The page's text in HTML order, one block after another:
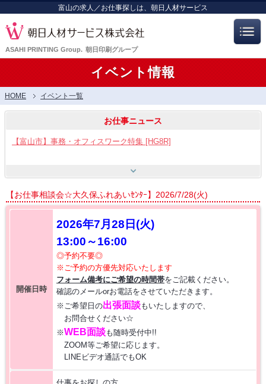
富山の求人／お仕事探しは、朝日人材サービス
ASAHI PRINTING Group. 朝日印刷グループ
イベント情報
HOME イベント一覧
お仕事ニュース
【富山市】事務・オフィスワーク特集 [HG8R]
【富山市】工場・製造ワーク [HG8]
【呉羽射水エリア特集】スタッフ12名大募集!! [HB7]
【お仕事相談会☆流通会館】2026/8/21(金) PM開催
【お仕事相談会☆大久保ふれあいｾﾝﾀｰ】2026/8/26(水)
【お仕事相談会☆黒部市コラーレ】2026/8/21(金)PM
【お仕事相談会☆黒部市コラーレ】2026/8/7(金)PM
【お仕事相談会☆大久保ふれあいｾﾝﾀｰ】2026/7/28(火)
開催日時
2026年7月28日(火)
13:00～16:00
◎予約不要◎
※ご予約の方優先対応いたします
フォーム備考にご希望の時間帯をご記載ください。
確認のメールorお電話をさせていただきます。
※ご希望日の出張面談もいたしますので、
お問合せください☆
※WEB面談も随時受付中!!
ZOOM等ご希望に応じます。
LINEビデオ通話でもOK